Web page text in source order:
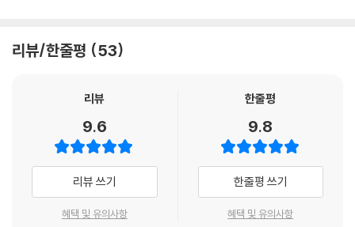
리뷰/한줄평 53
리뷰
9.6
리뷰 쓰기
혜택 및 유의사항
한줄평
9.8
한줄평 쓰기
혜택 및 유의사항